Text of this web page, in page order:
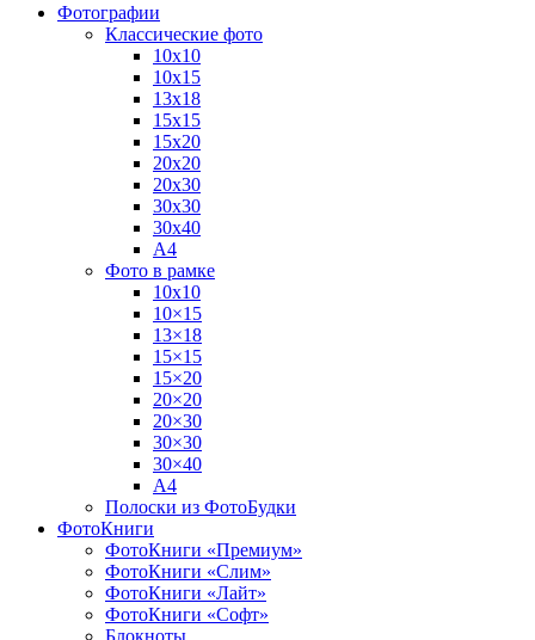
Фотографии
Классические фото
10х10
10х15
13х18
15х15
15х20
20х20
20х30
30х30
30х40
А4
Фото в рамке
10х10
10×15
13×18
15×15
15×20
20×20
20×30
30×30
30×40
A4
Полоски из ФотоБудки
ФотоКниги
ФотоКниги «Премиум»
ФотоКниги «Слим»
ФотоКниги «Лайт»
ФотоКниги «Софт»
Блокноты